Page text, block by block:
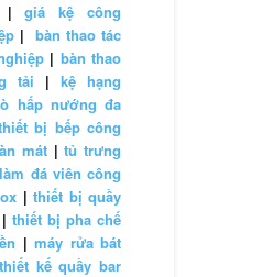
giá kệ công
|bàn thao tác
| bàn thao
tải | kệ hạng
hấp nướng đa
bị bếp công
mát|tủ trưng
đá viên công
|thiết bị quầy
| thiết bị pha chế
|máy rửa bát
thiết kế quầy bar